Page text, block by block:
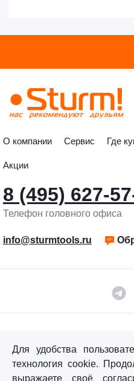
О компании Сервис Где
Акции
8 (495) 627-
Телефон головного офиса
info@sturmtools.ru
Все права защищены.
Политика обработки
Для удобства
технология cookie.
выражаете своё